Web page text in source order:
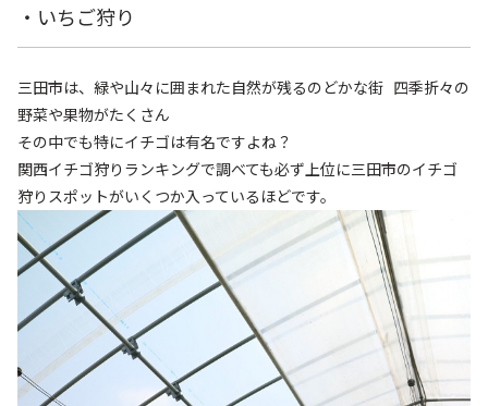
・いちご狩り
三田市は、緑や山々に囲まれた自然が残るのどかな街 四季折々の
野菜や果物がたくさん
その中でも特にイチゴは有名ですよね？
関西イチゴ狩りランキングで調べても必ず上位に三田市のイチゴ
狩りスポットがいくつか入っているほどです。